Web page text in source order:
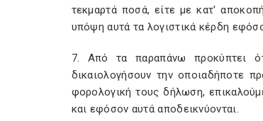
τεκμαρτά ποσά, είτε με κατ'
υπόψη αυτά τα λογιστικά κέρδη
7. Από τα παραπάνω προκύπτει
δικαιολογήσουν την οποιαδήποτε
φορολογική τους δήλωση,
και εφόσον αυτά αποδεικνύονται.